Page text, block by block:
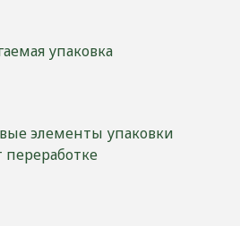
упаковка
элементы упаковки